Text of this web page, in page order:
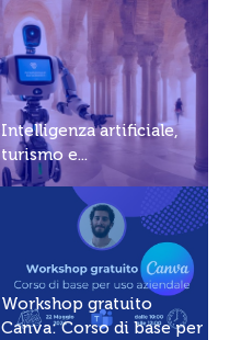
Intelligenza artificiale,
turismo e...
Workshop gratuito
Canva: Corso di base per